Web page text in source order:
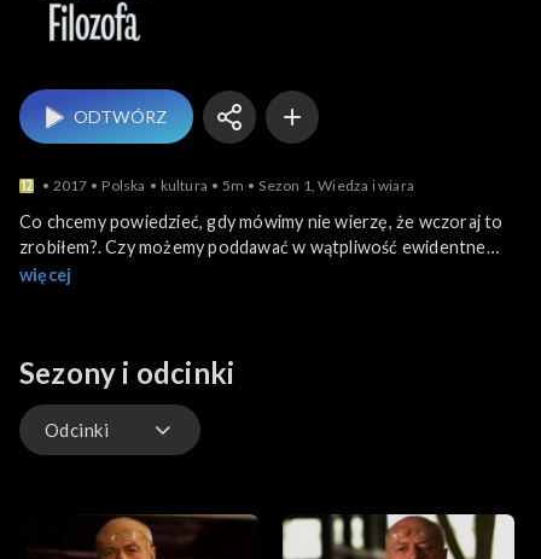
ODTWÓRZ
2017 Polska kultura 5m Sezon 1, Wiedza i wiara
Co chcemy powiedzieć, gdy mówimy nie wierzę, że wczoraj to
zrobiłem?. Czy możemy poddawać w wątpliwość ewidentne
fakty? A może chodzi tu o sposób precyzyjnego mówienia o
więcej
Sezony i odcinki
Odcinki